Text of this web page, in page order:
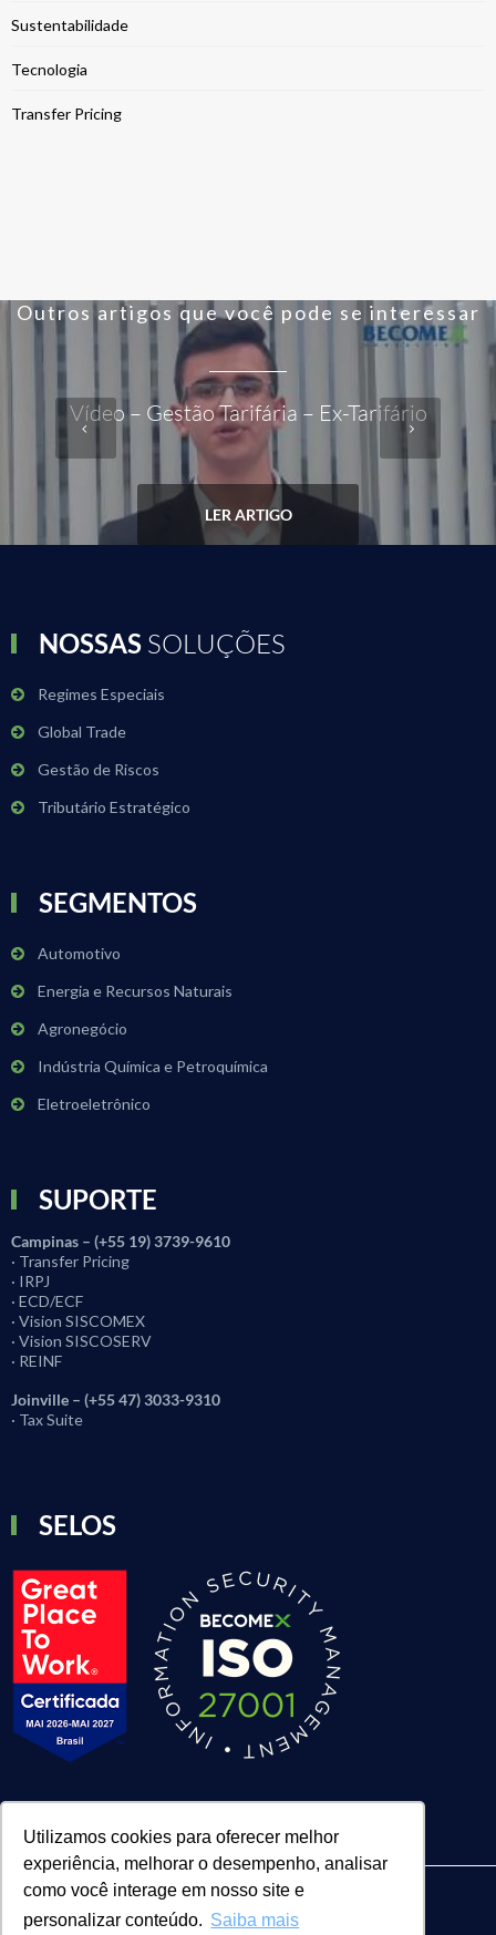
Utilizamos cookies para oferecer melhor
experiência, melhorar o desempenho, analisar
como você interage em nosso site e
personalizar conteúdo. Saiba mais
Sustentabilidade
Tecnologia
Transfer Pricing
Outros artigos que você pode se interessar
Vídeo – Gestão Tarifária – Ex-Tarifário
LER ARTIGO
NOSSAS SOLUÇÕES
Regimes Especiais
Global Trade
Gestão de Riscos
Tributário Estratégico
SEGMENTOS
Automotivo
Energia e Recursos Naturais
Agronegócio
Indústria Química e Petroquímica
Eletroeletrônico
SUPORTE
Campinas – (+55 19) 3739-9610
· Transfer Pricing
· IRPJ
· ECD/ECF
· Vision SISCOMEX
· Vision SISCOSERV
· REINF
Joinville – (+55 47) 3033-9310
· Tax Suite
SELOS